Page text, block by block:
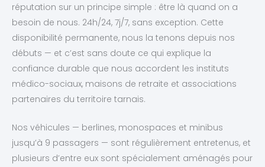
réputation sur un principe simple : être là quand on a
besoin de nous. 24h/24, 7j/7, sans exception. Cette
disponibilité permanente, nous la tenons depuis nos
débuts — et c’est sans doute ce qui explique la
confiance durable que nous accordent les instituts
médico-sociaux, maisons de retraite et associations
partenaires du territoire tarnais.
Nos véhicules — berlines, monospaces et minibus
jusqu’à 9 passagers — sont régulièrement entretenus, et
plusieurs d’entre eux sont spécialement aménagés pour